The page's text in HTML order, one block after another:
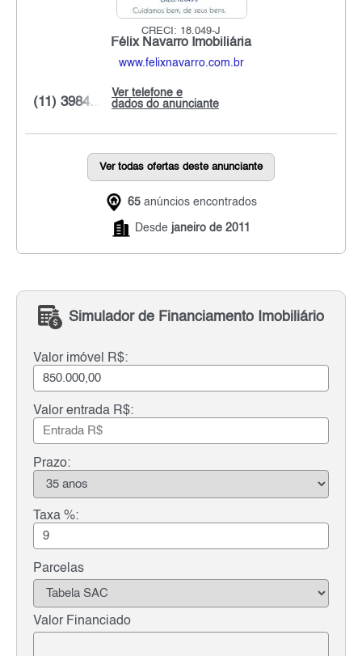
CRECI: 18.049-J
Félix Navarro Imobiliária
www.felixnavarro.com.br
Ver telefone e
dados do anunciante
(11) 3984...
Ver todas ofertas deste anunciante
65 anúncios encontrados
Desde janeiro de 2011
Simulador de Financiamento Imobiliário
Valor imóvel R$:
Valor entrada R$:
Prazo:
Taxa %:
Parcelas
Valor Financiado